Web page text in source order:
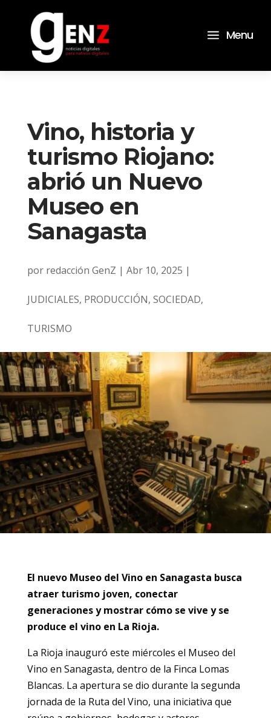
a Menu
Vino, historia y
turismo Riojano:
abrió un Nuevo
Museo en
Sanagasta
por redacción GenZ | Abr 10, 2025 |
JUDICIALES, PRODUCCIÓN, SOCIEDAD,
TURISMO
El nuevo Museo del Vino en Sanagasta busca
atraer turismo joven, conectar
generaciones y mostrar cómo se vive y se
produce el vino en La Rioja.
La Rioja inauguró este miércoles el Museo del
Vino en Sanagasta, dentro de la Finca Lomas
Blancas. La apertura se dio durante la segunda
jornada de la Ruta del Vino, una iniciativa que